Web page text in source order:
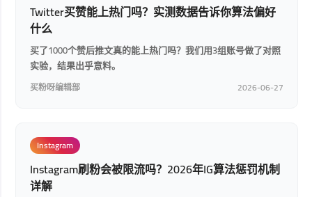
Twitter买赞能上热门吗？实测数据告诉你算法偏好
什么
买了1000个赞后推文真的能上热门吗？我们用3组账号做了对照
实验，结果出乎意料。
买粉呀编辑部 2026-06-27
Instagram
Instagram刷粉会被限流吗？2026年IG算法惩罚机制
详解